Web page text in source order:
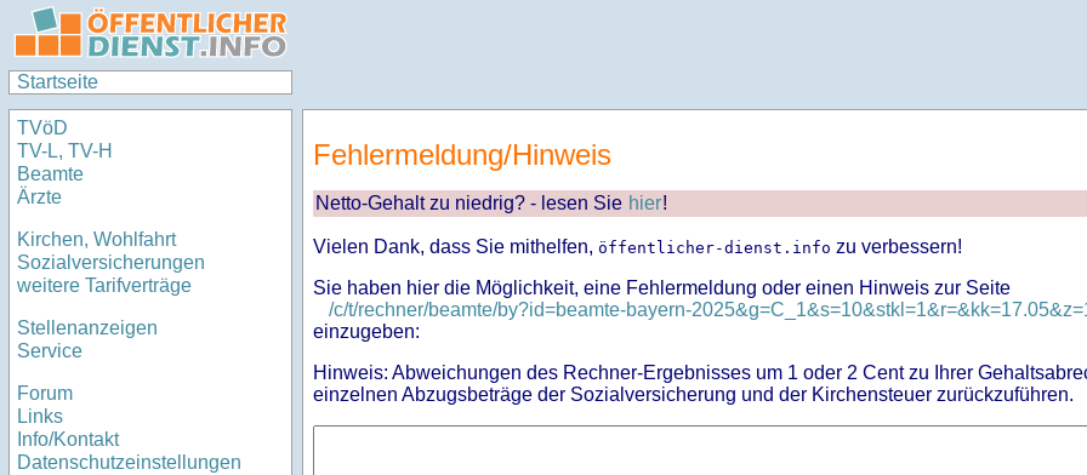
Startseite
TVöD
TV-L, TV-H
Beamte
Ärzte
Kirchen, Wohlfahrt
Sozialversicherungen
weitere Tarifverträge
Stellenanzeigen
Service
Forum
Links
Info/Kontakt
Datenschutzeinstellungen
Fehlermeldung/Hinweis
Netto-Gehalt zu niedrig? - lesen Sie hier!
Vielen Dank, dass Sie mithelfen, öffentlicher-dienst.info zu verbessern!
Sie haben hier die Möglichkeit, eine Fehlermeldung oder einen Hinweis zur Seite
/c/t/rechner/beamte/by?id=beamte-bayern-
einzugeben:
Hinweis: Abweichungen des Rechner-Ergebnisses um 1 oder 2 Cent zu Ihrer
einzelnen Abzugsbeträge der Sozialversicherung und der Kirchensteuer zurückzuführen.